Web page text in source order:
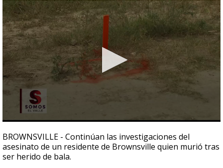
seconds
of
4
minutes,
BROWNSVILLE - Continúan las investigaciones del
asesinato de un residente de Brownsville quien murió tras
ser herido de bala.